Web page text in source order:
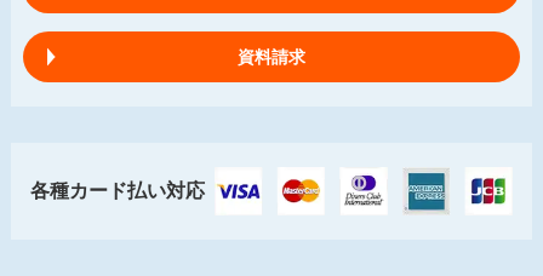
資料請求
各種カード払い対応